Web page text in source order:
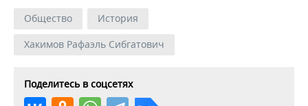
Общество
История
Хакимов Рафаэль Сибгатович
Поделитесь в соцсетях